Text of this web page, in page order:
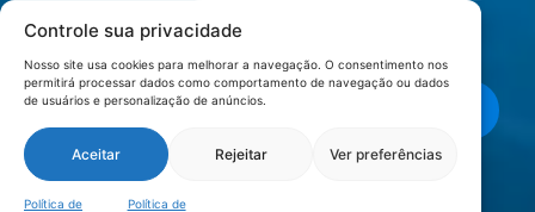
Controle sua privacidade
Nosso site usa cookies para melhorar a navegação. O consentimento nos
permitirá processar dados como comportamento de navegação ou dados
de usuários e personalização de anúncios.
Aceitar Rejeitar Ver preferências
Política de
Política de
Li e aceito os termos de
Privacidade
LOCALIZAÇÃO